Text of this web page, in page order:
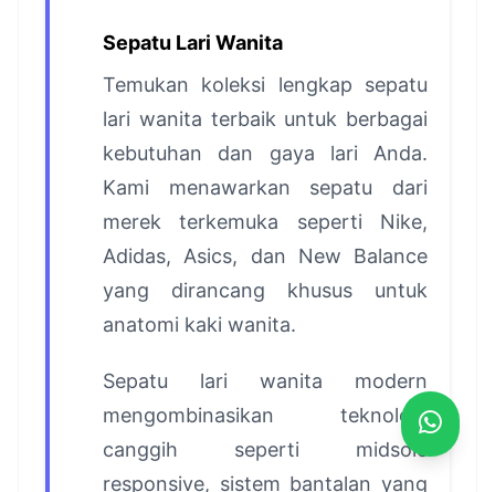
Sepatu Lari Wanita
Temukan koleksi lengkap sepatu
lari wanita terbaik untuk berbagai
kebutuhan dan gaya lari Anda.
Kami menawarkan sepatu dari
merek terkemuka seperti Nike,
Adidas, Asics, dan New Balance
yang dirancang khusus untuk
anatomi kaki wanita.
Sepatu lari wanita modern
mengombinasikan teknologi
canggih seperti midsole
responsive, sistem bantalan yang